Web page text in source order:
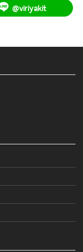
@viriyakit